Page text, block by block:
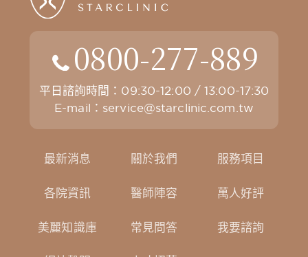
0800-277-889
平日諮詢時間：09:30-12:00 / 13:00-17:30
E-mail： service@starclinic.com.tw
最新消息 關於我們 服務項目
各院資訊 醫師陣容 萬人好評
美麗知識庫 常見問答 我要諮詢